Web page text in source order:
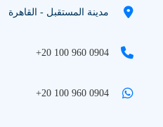
مدينة المستقبل - القاهرة
+20 100 960 0904
+20 100 960 0904